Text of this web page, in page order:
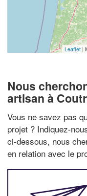
Leaflet |
Nous
artisan à
Vous ne savez pas
projet ? Indiquez-
ci-dessous, nous
en relation avec le